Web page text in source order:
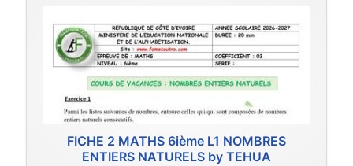
FICHE 2 MATHS 6ième L1 NOMBRES
ENTIERS NATURELS by TEHUA